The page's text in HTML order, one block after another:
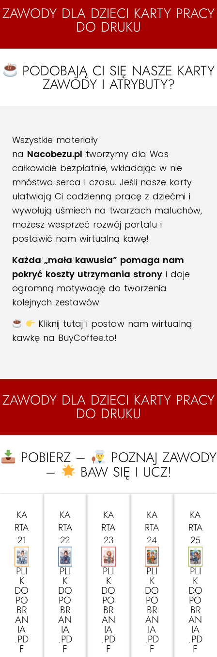
ZAWODY DLA DZIECI KARTY PRACY
DO DRUKU
PODOBAJĄ CI SIĘ NASZE KARTY
ZAWODY I ATRYBUTY?
Wszystkie materiały
na Nacobezu.pl tworzymy dla Was
całkowicie bezpłatnie, wkładając w nie
mnóstwo serca i czasu. Jeśli nasze karty
ułatwiają Ci codzienną pracę z dziećmi i
wywołują uśmiech na twarzach maluchów,
możesz wesprzeć rozwój portalu i
postawić nam wirtualną kawę!
Każda „mała kawusia” pomaga nam
pokryć koszty utrzymania strony i daje
ogromną motywację do tworzenia
kolejnych zestawów.
Kliknij tutaj i postaw nam wirtualną
kawkę na BuyCoffee.to!
ZAWODY DLA DZIECI KARTY PRACY
DO DRUKU
POBIERZ – POZNAJ ZAWODY
– BAW SIĘ I UCZ!
KA
RTA
21
PLI
K
DO
PO
BR
AN
IA
.PD
F
KA
RTA
22
PLI
K
DO
PO
BR
AN
IA
.PD
F
KA
RTA
23
PLI
K
DO
PO
BR
AN
IA
.PD
F
KA
RTA
24
PLI
K
DO
PO
BR
AN
IA
.PD
F
KA
RTA
25
PLI
K
DO
PO
BR
AN
IA
.PD
F